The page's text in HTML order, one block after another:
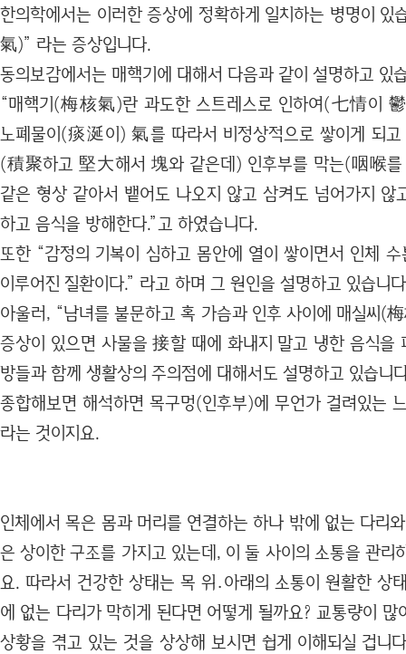
한의학에서는 이러한 증상에 정확하게 일치하는 병명이
氣)” 라는 증상입니다.
동의보감에서는 매핵기에 대해서 다음과 같이 설명하고 있
“매핵기(梅核氣)란 과도한 스트레스로 인하여(七情이
노폐물이(痰涎이) 氣를 따라서 비정상적으로 쌓이게 되
(積聚하고 堅大해서 塊와 같은데) 인후부를 막는(咽喉
같은 형상 같아서 뱉어도 나오지 않고 삼켜도 넘어가지 않
하고 음식을 방해한다.”고 하였습니다.
또한 “감정의 기복이 심하고 몸안에 열이 쌓이면서 인체
이루어진 질환이다.” 라고 하며 그 원인을 설명하고 있습니
아울러, “남녀를 불문하고 혹 가슴과 인후 사이에 매실씨(
증상이 있으면 사물을 接할 때에 화내지 말고 냉한 음식을
방들과 함께 생활상의 주의점에 대해서도 설명하고 있습니
종합해보면 해석하면 목구멍(인후부)에 무언가 걸려있는
라는 것이지요.
인체에서 목은 몸과 머리를 연결하는 하나 밖에 없는 다리
은 상이한 구조를 가지고 있는데, 이 둘 사이의 소통을 관리
요. 따라서 건강한 상태는 목 위․아래의 소통이 원활한 상
에 없는 다리가 막히게 된다면 어떻게 될까요? 교통량이 많
상황을 겪고 있는 것을 상상해 보시면 쉽게 이해되실 겁니